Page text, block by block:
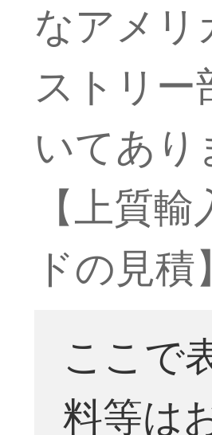
なアメ
ストリ
いてあ
【上質
ドの見積
ここで
料等は